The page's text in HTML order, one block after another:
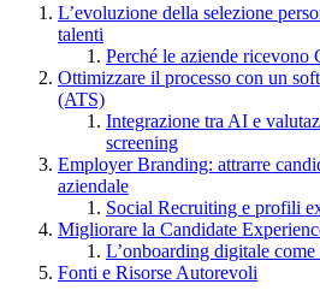
L’evoluzione della selezione
talenti
Perché le aziende ricevono
Ottimizzare il processo con un
(ATS)
Integrazione tra AI e
screening
Employer Branding: attrarre
aziendale
Social Recruiting e profili
Migliorare la Candidate
L’onboarding digitale
Fonti e Risorse Autorevoli